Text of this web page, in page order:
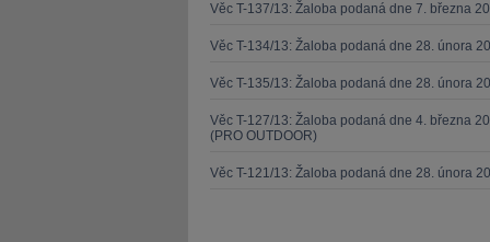
Věc T-137/13: Žaloba podaná dne 7. března
Věc T-134/13: Žaloba podaná dne 28. února
Věc T-135/13: Žaloba podaná dne 28. února
Věc T-127/13: Žaloba podaná dne 4. března
(PRO OUTDOOR)
Věc T-121/13: Žaloba podaná dne 28. února